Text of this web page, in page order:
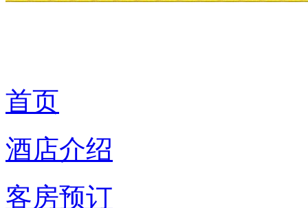
首页
酒店介绍
客房预订